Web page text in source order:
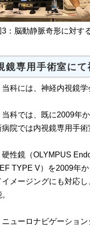
3：脳動静脈奇形に対す
鏡専用手術室に
科には、神経内視鏡学
科では、既に2009年か
病院では内視鏡専用手術
性鏡（OLYMPUS
TYPE V）を2009年
イメージングにも対応
ューロナビゲーション